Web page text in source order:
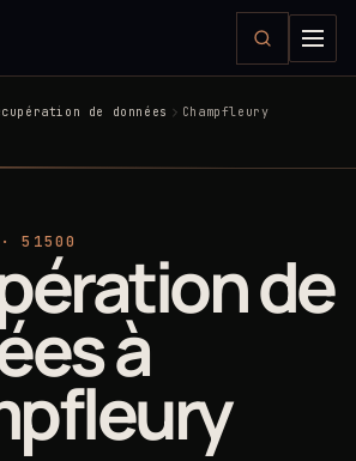
de données Champfleury
· 51500 de
à